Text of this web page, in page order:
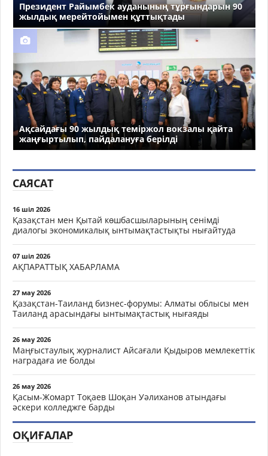
Президент Райымбек ауданының тұрғындарын 90
жылдық мерейтойымен құттықтады
Ақсайдағы 90 жылдық теміржол вокзалы қайта
жаңғыртылып, пайдалануға берілді
САЯСАТ
16 шіл 2026
Қазақстан мен Қытай көшбасшыларының сенімді
диалогы экономикалық ынтымақтастықты нығайтуда
07 шіл 2026
АҚПАРАТТЫҚ ХАБАРЛАМА
27 мау 2026
Қазақстан-Таиланд бизнес-форумы: Алматы облысы мен
Таиланд арасындағы ынтымақтастық нығаяды
26 мау 2026
Маңғыстаулық журналист Айсағали Қыдыров мемлекеттік
наградаға ие болды
26 мау 2026
Қасым-Жомарт Тоқаев Шоқан Уәлиханов атындағы
әскери колледжге барды
ОҚИҒАЛАР